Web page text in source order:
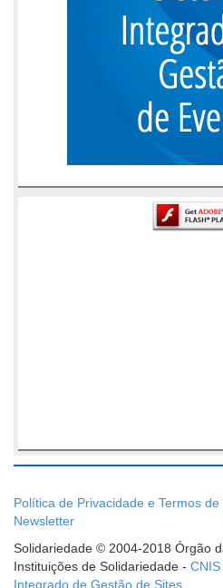
Política de Privacidade e Termos de
Newsletter
Solidariedade © 2004-2018 Órgão
Instituições de Solidariedade - CNIS
Integrado de Gestão de Sites